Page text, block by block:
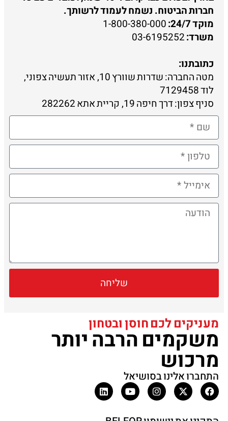
חברות הביטוח. נשמח לעמוד לרשותך.
מוקד 24/7:
1-800-380-000
משרד:03-6195252
כתובתנו:
מטה החברה: שדרות שוורץ 10, אזור תעשיה צפוני,
לוד 7129458
סניף צפון: דרך חיפה 19, קריית אתא 282262
שליחה
מעניקים לכם חוסן ובטחון
משקמים הרבה יותר
מרכוש
התחברו אלינו בסושיאל